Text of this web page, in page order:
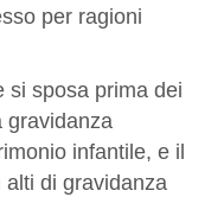
per ragioni
si sposa prima dei
gravidanza
infantile, e il
di gravidanza